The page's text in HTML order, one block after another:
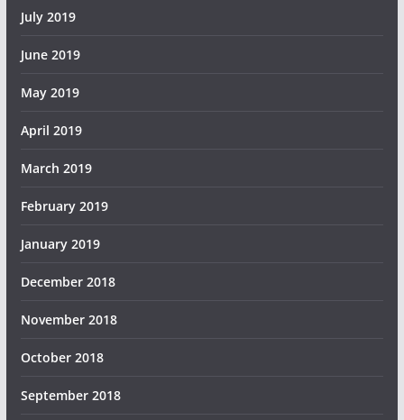
July 2019
June 2019
May 2019
April 2019
March 2019
February 2019
January 2019
December 2018
November 2018
October 2018
September 2018